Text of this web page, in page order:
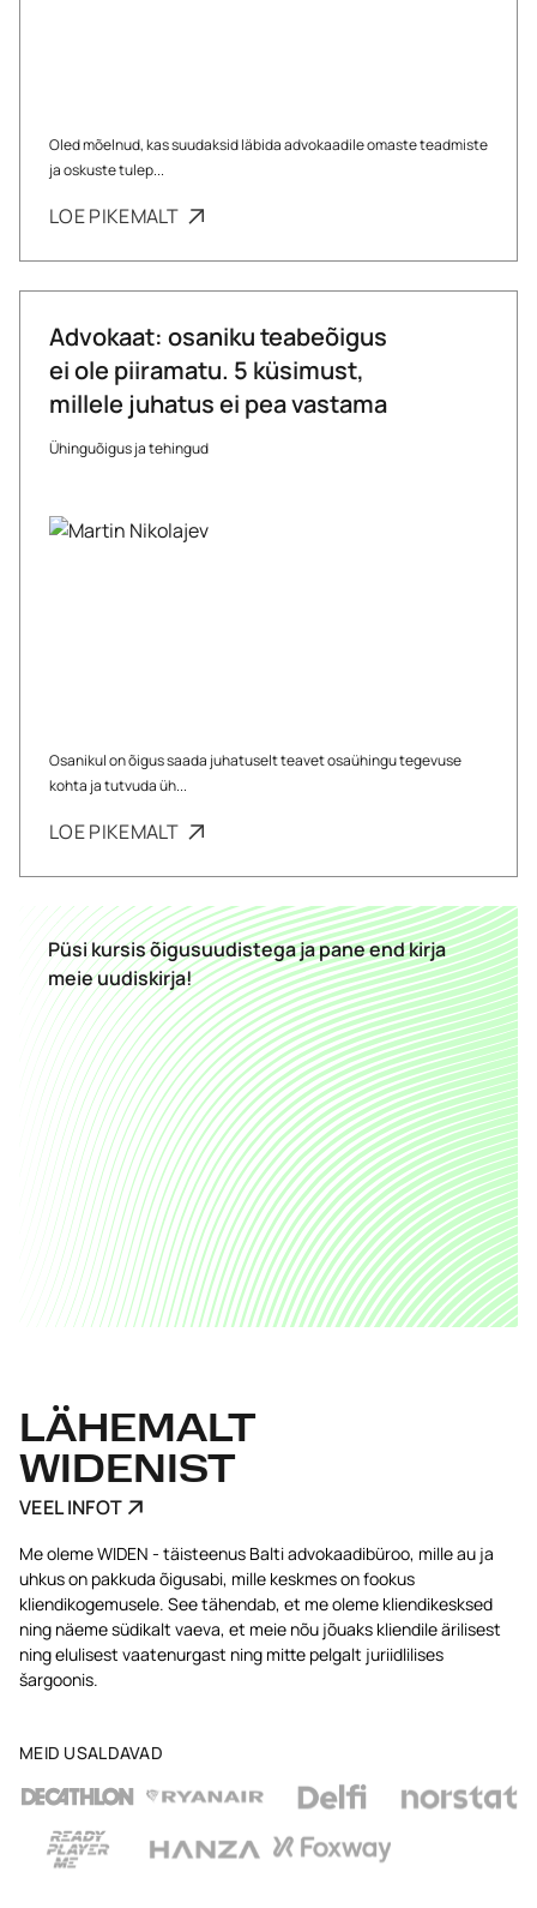
Oled mõelnud, kas suudaksid läbida advokaadile omaste teadmiste
ja oskuste tulep...
LOE PIKEMALT
Advokaat: osaniku teabeõigus
ei ole piiramatu. 5 küsimust,
millele juhatus ei pea vastama
Ühinguõigus ja tehingud
Osanikul on õigus saada juhatuselt teavet osaühingu tegevuse
kohta ja tutvuda üh...
LOE PIKEMALT
Püsi kursis õigusuudistega ja pane end kirja
meie uudiskirja!
LÄHEMALT
WIDENIST
VEEL INFOT
Me oleme WIDEN - täisteenus Balti advokaadibüroo, mille au ja
uhkus on pakkuda õigusabi, mille keskmes on fookus
kliendikogemusele. See tähendab, et me oleme kliendikesksed
ning näeme südikalt vaeva, et meie nõu jõuaks kliendile ärilisest
ning elulisest vaatenurgast ning mitte pelgalt juriidlilises
šargoonis.
MEID USALDAVAD